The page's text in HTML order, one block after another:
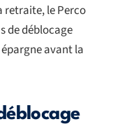
retraite, le Perco
de déblocage
avant la